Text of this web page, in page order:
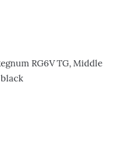
RG6V TG, Middle
black